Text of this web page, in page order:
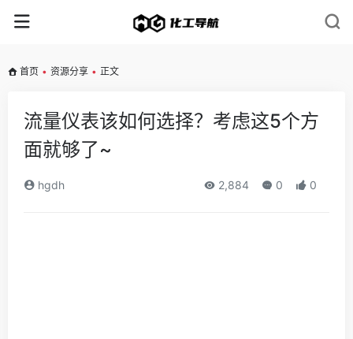
首页 • 资源分享 • 正文
流量仪表该如何选择？考虑这5个方
面就够了~
hgdh 2,884 0 0